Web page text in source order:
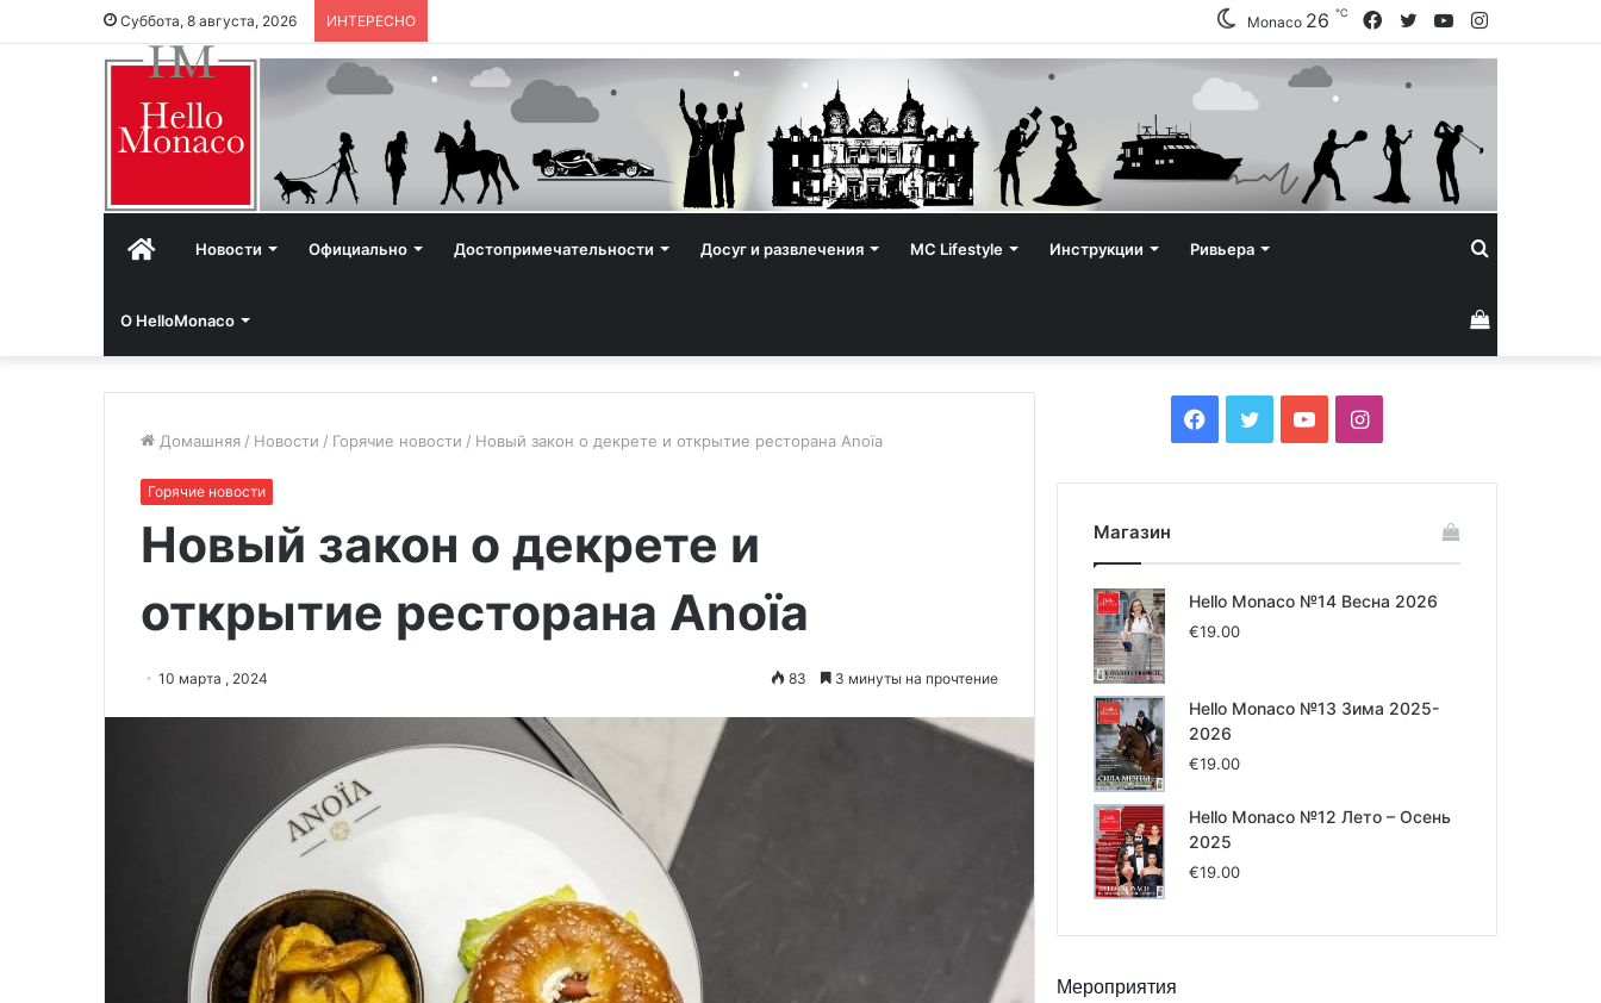
Суббота, 8 августа, 2026 ИНТЕРЕСНО Instagram
YouTube
Twitter
Facebook
Monaco 26 ℃
ГлавнаяНовости Официально Достопримечательности Досуг и развлечения MC Lifestyle Инструкции Ривьера
О HelloMonaco
Искать
Смотреть
Домашняя / Новости / Горячие новости / Новый закон о декрете и открытие ресторана Anoïa
Горячие новости
Новый закон о декрете и
открытие ресторана Anoïa
10 марта , 2024 83 3 минуты на прочтение
Facebook
TwitterYouTubeInstagram
Магазин
Hello Monaco №14 Весна 2026
€19.00
Hello Monaco №13 Зима 2025-
2026
€19.00
Hello Monaco №12 Лето – Осень
2025
€19.00
Мероприятия